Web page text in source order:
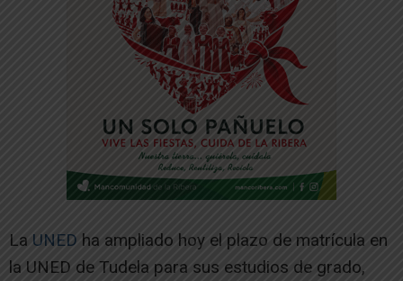
La UNED ha ampliado hoy el plazo de matrícula en
la UNED de Tudela para sus estudios de grado,